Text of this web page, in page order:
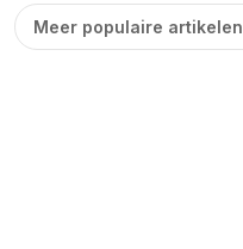
Meer populaire artikelen